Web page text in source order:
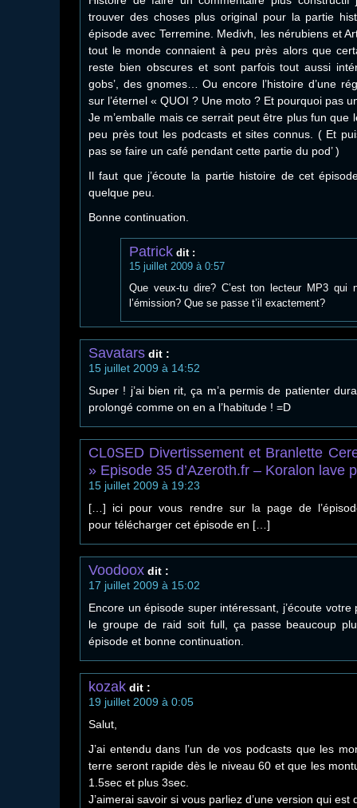
trouver des choses plus original pour la partie
épisode avec Terremine. Medivh, les nérubiens et
tout le monde connaient à peu près alors que
reste bien obscures et sont parfois tout aussi
gobs’, des gnomes… Ou encore l’histoire d’une
sur l’éternel « QUOI ? Une moto ? Et pourquoi pas
Je m’emballe mais ce serrait peut être plus fun que
peu près tout les podcasts et sites connus. ( Et
pas se faire un café pendant cette partie du pod’ )
Il faut que j’écoute la partie histoire de cet
quelque peu.
Bonne continuation.
Patrick dit :
15 juillet 2009 à 0:57
Que veux-tu dire? C’est ton lecteur MP3 qui
l’émission? Que se passe t’il exactement?
Savatars dit :
15 juillet 2009 à 14:52
Super ! j’ai bien rit, ça m’a permis de patienter
prolongé comme on en a l’habitude ! =D
CL0SED Divertissement et Branlette
» Episode 35 d’Azeroth.fr – Koralon lave
15 juillet 2009 à 19:23
[…] ici pour vous rendre sur la page de
pour télécharger cet épisode en […]
Voodoox dit :
17 juillet 2009 à 15:02
Encore un épisode super intéressant, j’écoute
le groupe de raid soit full, ça passe beaucoup
épisode et bonne continuation.
kozak dit :
19 juillet 2009 à 0:05
Salut,
J’ai entendu dans l’un de vos podcasts que les
terre seront rapide dès le niveau 60 et que les
1.5sec et plus 3sec.
J’aimerai savoir si vous parliez d’une version qui est